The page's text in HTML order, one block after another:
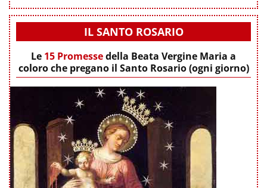
IL SANTO ROSARIO
Le 15 Promessedella Beata Vergine Maria a
coloro che pregano il Santo Rosario (ogni giorno)